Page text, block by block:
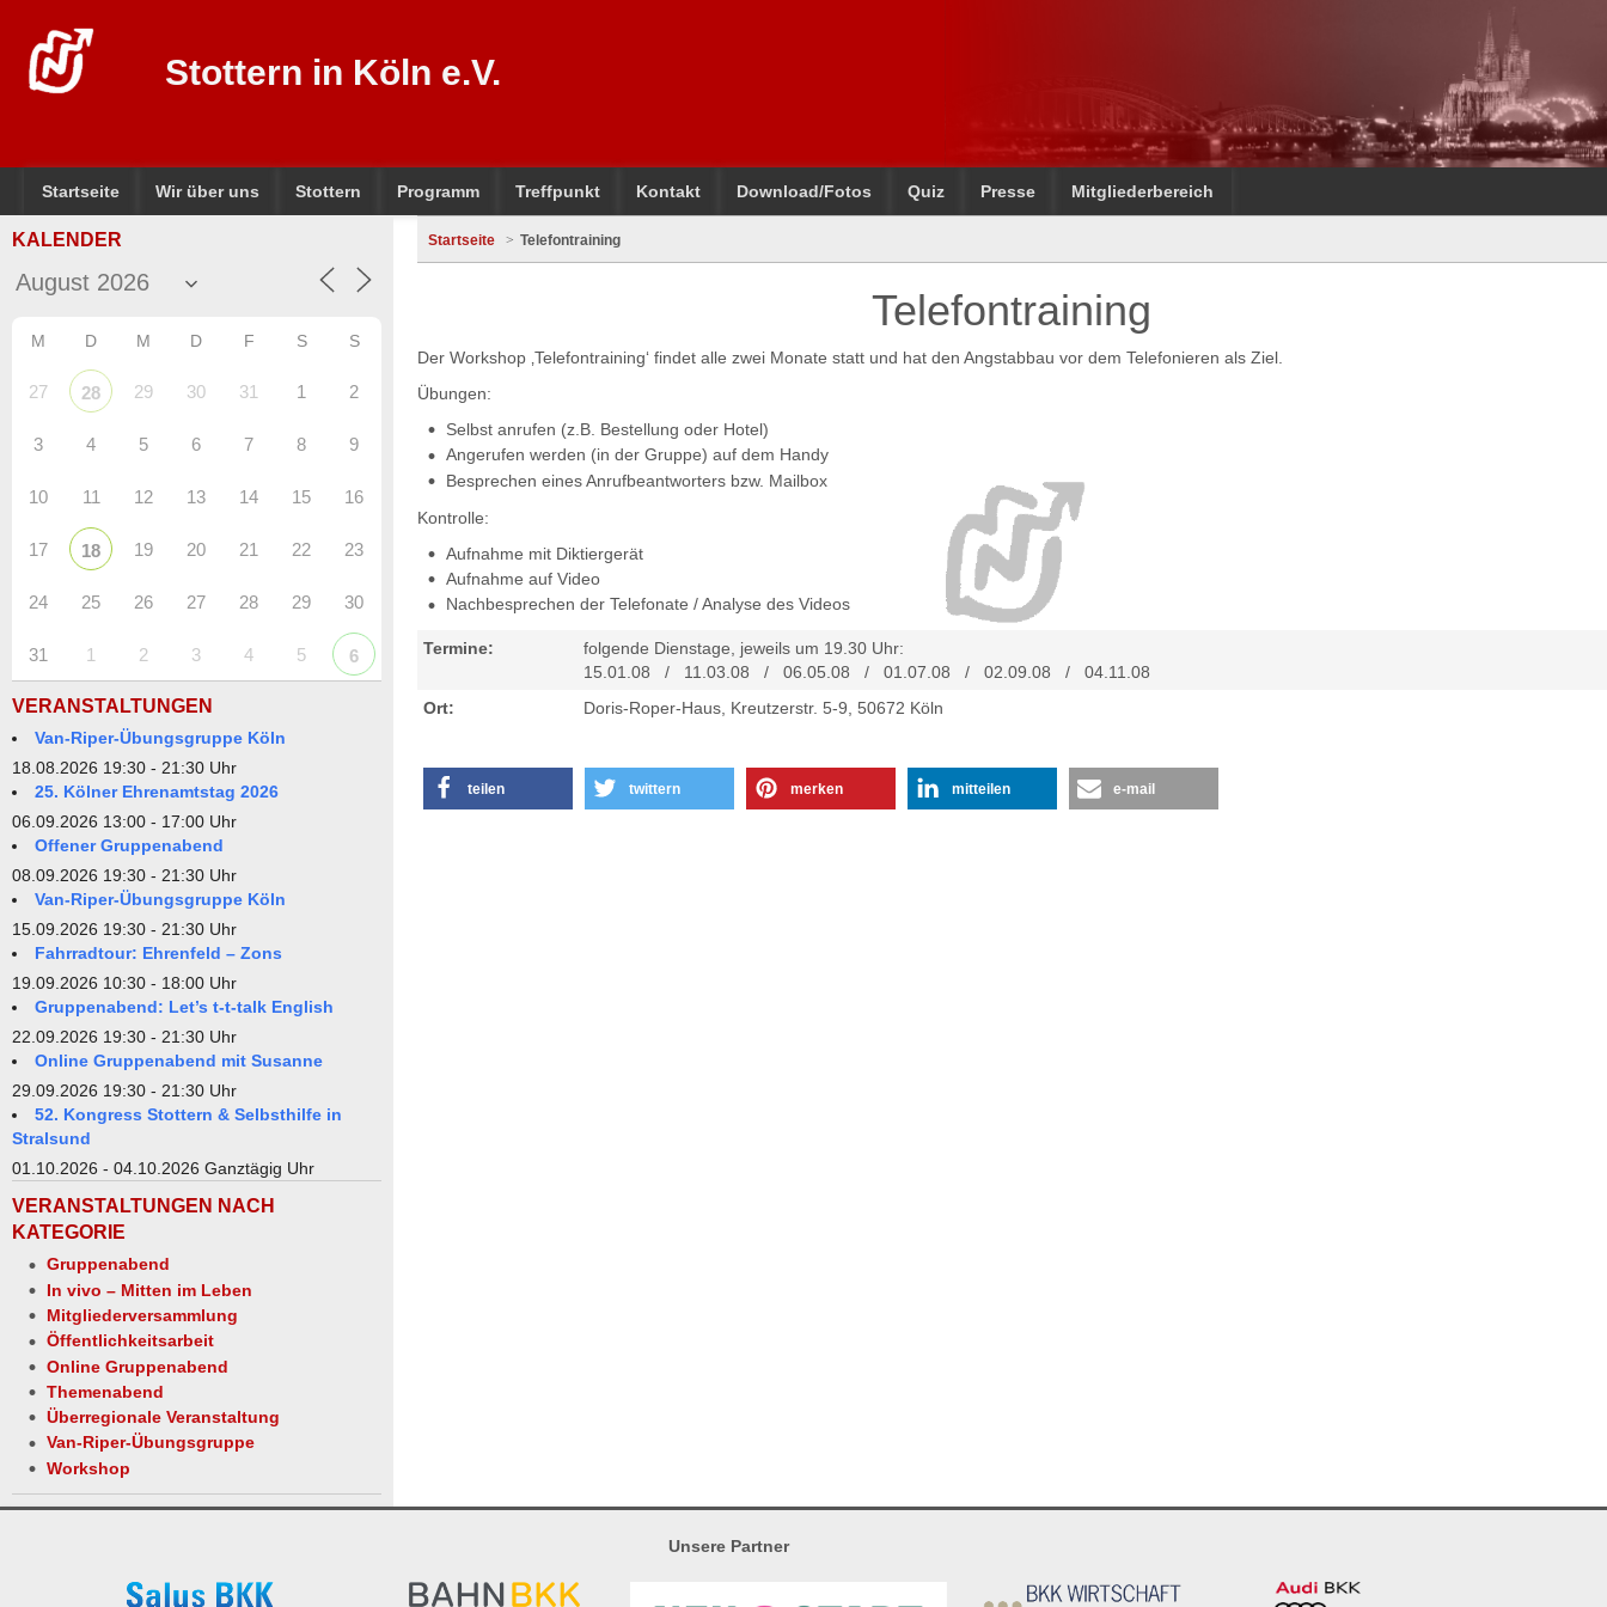
Stottern in Köln e.V.
Startseite Wir über uns Stottern Programm Treffpunkt Kontakt Download/Fotos Quiz Presse Mitgliederbereich
KALENDER
M D M D F S S
27 28 29 30 31 1 2
3 4 5 6 7 8 9
10 11 12 13 14 15 16
17 18 19 20 21 22 23
24 25 26 27 28 29 30
31 1 2 3 4 5 6
VERANSTALTUNGEN
Van-Riper-Übungsgruppe Köln
18.08.2026 19:30 - 21:30 Uhr
25. Kölner Ehrenamtstag 2026
06.09.2026 13:00 - 17:00 Uhr
Offener Gruppenabend
08.09.2026 19:30 - 21:30 Uhr
Van-Riper-Übungsgruppe Köln
15.09.2026 19:30 - 21:30 Uhr
Fahrradtour: Ehrenfeld – Zons
19.09.2026 10:30 - 18:00 Uhr
Gruppenabend: Let’s t-t-talk English
22.09.2026 19:30 - 21:30 Uhr
Online Gruppenabend mit Susanne
29.09.2026 19:30 - 21:30 Uhr
52. Kongress Stottern & Selbsthilfe in
Stralsund
01.10.2026 - 04.10.2026 Ganztägig Uhr
VERANSTALTUNGEN NACH
KATEGORIE
Gruppenabend
In vivo – Mitten im Leben
Mitgliederversammlung
Öffentlichkeitsarbeit
Online Gruppenabend
Themenabend
Überregionale Veranstaltung
Van-Riper-Übungsgruppe
Workshop
Startseite Telefontraining
Telefontraining
Der Workshop ‚Telefontraining‘ findet alle zwei Monate statt und hat den Angstabbau vor dem Telefonieren als Ziel.
Übungen:
Selbst anrufen (z.B. Bestellung oder Hotel)
Angerufen werden (in der Gruppe) auf dem Handy
Besprechen eines Anrufbeantworters bzw. Mailbox
Kontrolle:
Aufnahme mit Diktiergerät
Aufnahme auf Video
Nachbesprechen der Telefonate / Analyse des Videos
Termine:
folgende Dienstage, jeweils um 19.30 Uhr:
15.01.08 / 11.03.08 / 06.05.08 / 01.07.08 / 02.09.08 / 04.11.08
Ort:
Doris-Roper-Haus, Kreutzerstr. 5-9, 50672 Köln
teilen twittern merken mitteilen e-mail
Unsere Partner